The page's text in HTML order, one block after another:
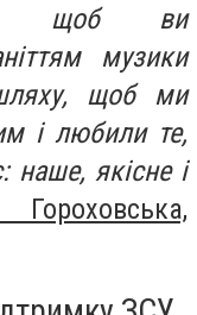
щоб ви
музики
щоб ми
і любили те,
якісне і
Гороховська,